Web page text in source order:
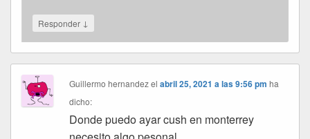
Responder ↓
Guillermo hernandezelabril 25, 2021 a las 9:56 pm ha
dicho:
Donde puedo ayar cush en monterrey